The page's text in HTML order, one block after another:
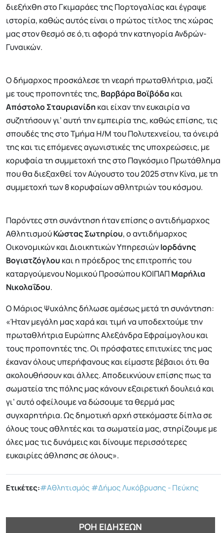
διεξήχθη στο Γκιμαράες της Πορτογαλίας και έγραψε
ιστορία, καθώς αυτός είναι ο πρώτος τίτλος της χώρας
μας στον θεσμό σε ό,τι αφορά την κατηγορία Ανδρών-
Γυναικών.
Ο δήμαρχος προσκάλεσε τη νεαρή πρωταθλήτρια, μαζί
με τους προπονητές της, Βαρβάρα Βοϊβόδα και
Απόστολο Σταυριανίδη και είχαν την ευκαιρία να
συζητήσουν γι’ αυτή την εμπειρία της, καθώς επίσης, τις
σπουδές της στο Τμήμα Η/Μ του Πολυτεχνείου, τα όνειρά
της και τις επόμενες αγωνιστικές της υποχρεώσεις, με
κορυφαία τη συμμετοχή της στο Παγκόσμιο Πρωτάθλημα
που θα διεξαχθεί τον Αύγουστο του 2025 στην Κίνα, με τη
συμμετοχή των 8 κορυφαίων αθλητριών του κόσμου.
Παρόντες στη συνάντηση ήταν επίσης ο αντιδήμαρχος
ΑθλητισμούΚώστας Σωτηρίου, ο αντιδήμαρχος
Οικονομικών και Διοικητικών ΥπηρεσιώνΙορδάνης
Βογιατζόγλου και η πρόεδρος της επιτροπής του
καταργούμενου Νομικού Προσώπου ΚΟΙΠΑΠΜαρήλια
Νικολαΐδου.
Ο Μάριος Ψυχάλης δήλωσε αμέσως μετά τη συνάντηση:
«Ήταν μεγάλη μας χαρά και τιμή να υποδεχτούμε την
πρωταθλήτρια Ευρώπης Αλεξάνδρα Εφραίμογλου και
τους προπονητές της. Οι πρόσφατες επιτυχίες της μας
έκαναν όλους υπερήφανους και είμαστε βέβαιοι ότι θα
ακολουθήσουν και άλλες. Αποδεικνύουν επίσης πως τα
σωματεία της πόλης μας κάνουν εξαιρετική δουλειά και
γι’ αυτό οφείλουμε να δώσουμε τα θερμά μας
συγχαρητήρια. Ως δημοτική αρχή στεκόμαστε δίπλα σε
όλους τους αθλητές και τα σωματεία μας, στηρίζουμε με
όλες μας τις δυνάμεις και δίνουμε περισσότερες
ευκαιρίες άθλησης σε όλους».
Ετικέτες:#Αθλητισμός #Δήμος Λυκόβρυσης - Πεύκης
ΡΟΉ ΕΙΔΉΣΕΩΝ